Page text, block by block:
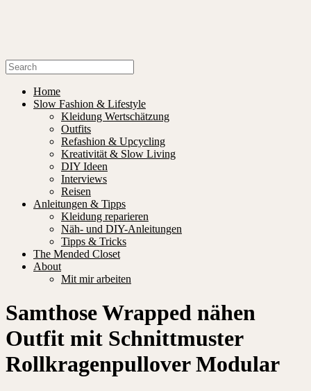
Home
Slow Fashion & Lifestyle
Kleidung Wertschätzung
Outfits
Refashion & Upcycling
Kreativität & Slow Living
DIY Ideen
Interviews
Reisen
Anleitungen & Tipps
Kleidung reparieren
Näh- und DIY-Anleitungen
Tipps & Tricks
The Mended Closet
About
Mit mir arbeiten
Samthose Wrapped nähen
Outfit mit Schnittmuster
Rollkragenpullover Modular